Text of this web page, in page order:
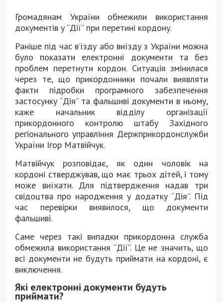
Громадянам України обмежили використання
документів у “Дії” при перетині кордону.
Раніше під час в’їзду або виїзду з України можна
було показати електронні документи та без
проблем перетнути кордон. Ситуація змінилася
через те, що прикордонники почали виявляти
факти підробки програмного забезпечення
застосунку “Дія” та фальшиві документи в ньому,
каже начальник відділу організації
прикордонного контролю штабу Західного
регіонального управління Держприкордонслужби
України Ігор Матвійчук.
Матвійчук розповідає, як один чоловік на
кордоні стверджував, що має трьох дітей, і тому
може виїхати. Для підтвердження надав три
свідоцтва про народження у додатку “Дія”. Під
час перевірки виявилося, що документи
фальшиві.
Саме через такі випадки прикордонна служба
обмежила використання “Дії”. Це не значить, що
всі документи не будуть приймати на кордоні, є
виключення.
Які електронні документи будуть
приймати?